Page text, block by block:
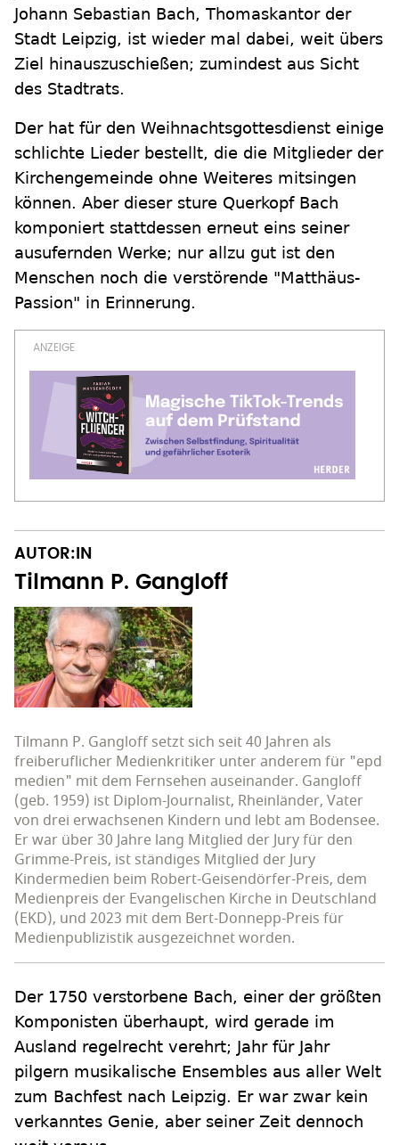
Johann Sebastian Bach, Thomaskantor der
Stadt Leipzig, ist wieder mal dabei, weit übers
Ziel hinauszuschießen; zumindest aus Sicht
des Stadtrats.
Der hat für den Weihnachtsgottesdienst einige
schlichte Lieder bestellt, die die Mitglieder der
Kirchengemeinde ohne Weiteres mitsingen
können. Aber dieser sture Querkopf Bach
komponiert stattdessen erneut eins seiner
ausufernden Werke; nur allzu gut ist den
Menschen noch die verstörende "Matthäus-
Passion" in Erinnerung.
AUTOR:IN
Tilmann P. Gangloff
Tilmann P. Gangloff setzt sich seit 40 Jahren als
freiberuflicher Medienkritiker unter anderem für "epd
medien" mit dem Fernsehen auseinander. Gangloff
(geb. 1959) ist Diplom-Journalist, Rheinländer, Vater
von drei erwachsenen Kindern und lebt am Bodensee.
Er war über 30 Jahre lang Mitglied der Jury für den
Grimme-Preis, ist ständiges Mitglied der Jury
Kindermedien beim Robert-Geisendörfer-Preis, dem
Medienpreis der Evangelischen Kirche in Deutschland
(EKD), und 2023 mit dem Bert-Donnepp-Preis für
Medienpublizistik ausgezeichnet worden.
Der 1750 verstorbene Bach, einer der größten
Komponisten überhaupt, wird gerade im
Ausland regelrecht verehrt; Jahr für Jahr
pilgern musikalische Ensembles aus aller Welt
zum Bachfest nach Leipzig. Er war zwar kein
verkanntes Genie, aber seiner Zeit dennoch